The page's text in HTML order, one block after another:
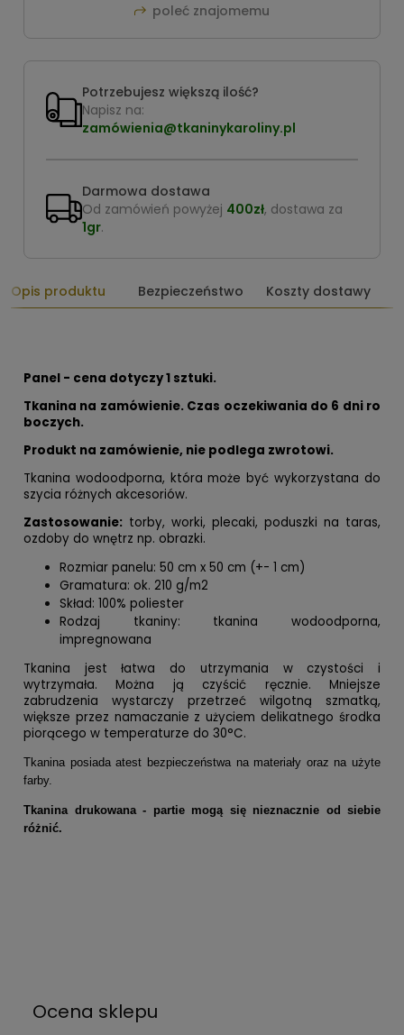
poleć znajomemu
Potrzebujesz większą ilość?
Napisz na:
zamówienia@tkaninykaroliny.pl
Darmowa dostawa
Od zamówień powyżej 400zł, dostawa za
1gr.
Opis produktu Bezpieczeństwo Koszty dostawy
Panel - cena dotyczy 1 sztuki.
Tkanina na zamówienie. Czas oczekiwania do 6 dni ro
boczych.
Produkt na zamówienie, nie podlega zwrotowi.
Tkanina wodoodporna, która może być wykorzystana do
szycia różnych akcesoriów.
Zastosowanie: torby, worki, plecaki, poduszki na taras,
ozdoby do wnętrz np. obrazki.
Rozmiar panelu: 50 cm x 50 cm (+- 1 cm)
Gramatura: ok. 210 g/m2
Skład: 100% poliester
Rodzaj tkaniny: tkanina wodoodporna,
impregnowana
Tkanina jest łatwa do utrzymania w czystości i
wytrzymała. Można ją czyścić ręcznie. Mniejsze
zabrudzenia wystarczy przetrzeć wilgotną szmatką,
większe przez namaczanie z użyciem delikatnego środka
piorącego w temperaturze do 30°C.
Tkanina posiada atest bezpieczeństwa na materiały oraz na użyte
farby.
Tkanina drukowana - partie mogą się nieznacznie od siebie
różnić.
Ocena sklepu